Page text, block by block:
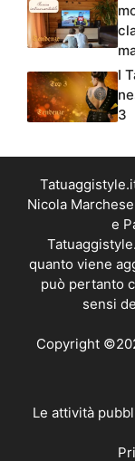
I
3
Nicola
e
quanto viene
può pertanto
sensi
Copyright
Le attività